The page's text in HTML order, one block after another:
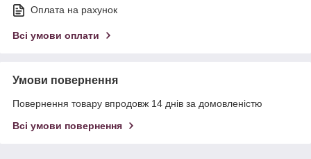
Оплата на рахунок
Всі умови оплати
Умови повернення
Повернення товару впродовж 14 днів за домовленістю
Всі умови повернення